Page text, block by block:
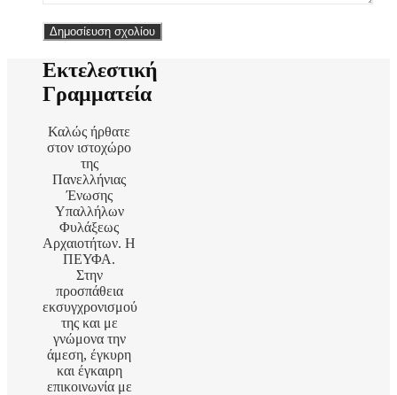
Εκτελεστική
Γραμματεία
Καλώς ήρθατε
στον ιστοχώρο
της
Πανελλήνιας
Ένωσης
Υπαλλήλων
Φυλάξεως
Αρχαιοτήτων. Η
ΠΕΥΦΑ.
Στην
προσπάθεια
εκσυγχρονισμού
της και με
γνώμονα την
άμεση, έγκυρη
και έγκαιρη
επικοινωνία με